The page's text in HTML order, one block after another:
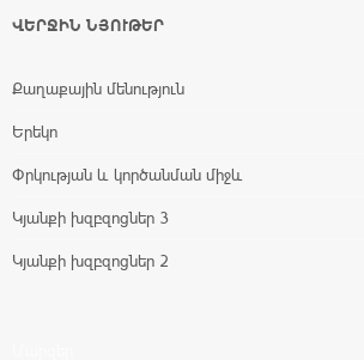
ՎԵՐՋԻՆ ՆՅՈՒԹԵՐ
Քաղաքային մենություն
Երեկո
Փրկության և կործանման միջև
Կյանքի խզբզոցներ 3
Կյանքի խզբզոցներ 2